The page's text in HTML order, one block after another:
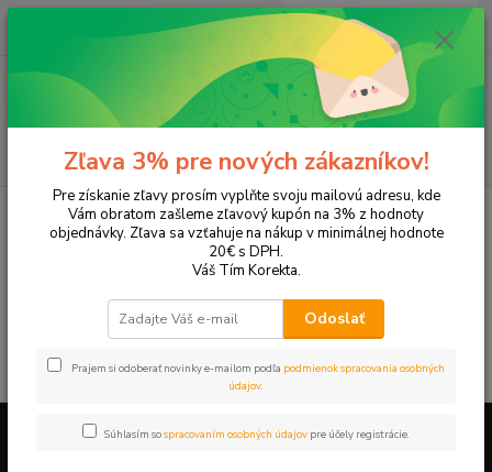
Hľadať
ks
za 0,00 EUR
Tonery a náplne do tlačiarní Panasonic KX-FP85
V tejto kategórii nebol nájdený žiadny tovar.
Zľava 3% pre nových zákazníkov!
Pre získanie zľavy prosím vyplňte svoju mailovú adresu, kde
Vám obratom zašleme zľavový kupón na 3% z hodnoty
objednávky. Zľava sa vzťahuje na nákup v minimálnej hodnote
20€ s DPH.
Váš Tím Korekta.
Odoslať
Prajem si odoberať novinky e-mailom podľa podmienok spracovania osobných
údajov.
Súhlasím sospracovaním osobných údajov pre účely registrácie.